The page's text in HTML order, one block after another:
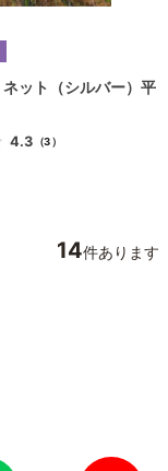
ネット（シルバー）平
4.3 （3）
14件あります